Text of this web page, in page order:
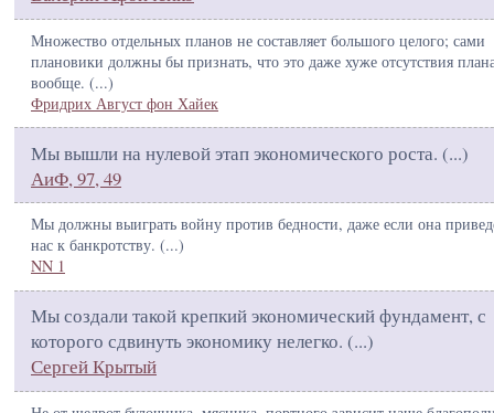
Множество отдельных планов не составляет большого целого; сами
плановики должны бы признать, что это даже хуже отсутствия
вообще. (...)
Фридрих Август фон Хайек
Мы вышли на нулевой этап экономического роста. (...)
АиФ, 97, 49
Мы должны выиграть войну против бедности, даже если она
нас к банкротству. (...)
NN 1
Мы создали такой крепкий экономический фундамент, с
которого сдвинуть экономику нелегко. (...)
Сергей Крытый